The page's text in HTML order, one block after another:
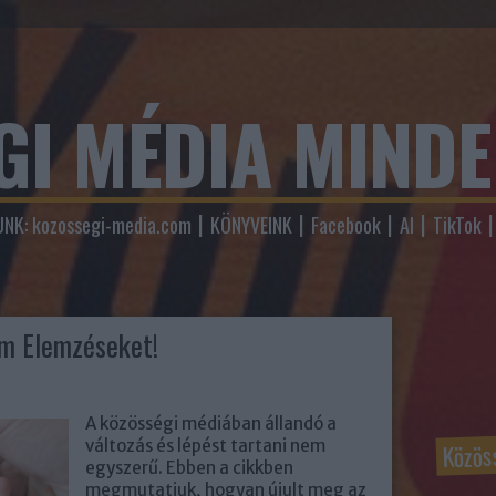
MÉDIA
kozossegi-media.com KÖNYVEINK Facebook AI TikTok
Elemzéseket!
A közösségi médiában állandó a
változás és lépést tartani nem
egyszerű. Ebben a cikkben
megmutatjuk, hogyan újult meg az